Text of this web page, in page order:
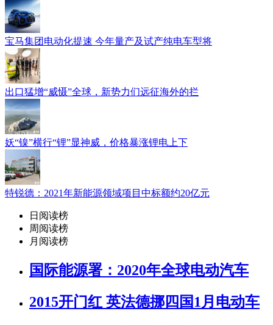
宝马集团电动化提速 今年量产及试产纯电车型将
出口猛增“威慑”全球，新势力们远征海外的拦
妖“镍”横行“锂”显神威，价格暴涨锂电上下
特锐德：2021年新能源领域项目中标额约20亿元
日阅读榜
周阅读榜
月阅读榜
国际能源署：2020年全球电动汽车
2015开门红 英法德挪四国1月电动车